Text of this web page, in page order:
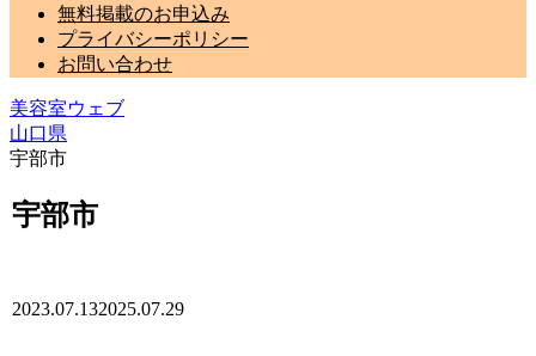
無料掲載のお申込み
プライバシーポリシー
お問い合わせ
美容室ウェブ
山口県
宇部市
宇部市
2023.07.132025.07.29